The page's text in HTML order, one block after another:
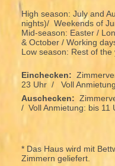
High season: July and
nights)/ Weekends of
Mid-season: Easter /
& October / Working
Low season: Rest of the
Einchecken:
23 Uhr / Voll
Auschecken:
/ Voll Anmietung: bis 11
* Das Haus wird mit
Zimmern geliefert.